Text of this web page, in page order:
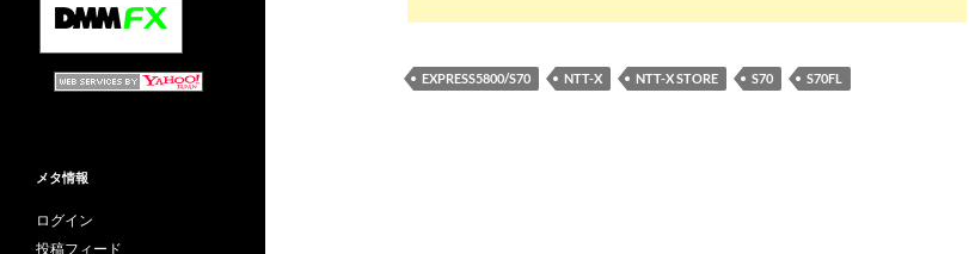
EXPRESS5800/S70 NTT-X NTT-X STORE S70 S70FL
メタ情報
ログイン
投稿フィード